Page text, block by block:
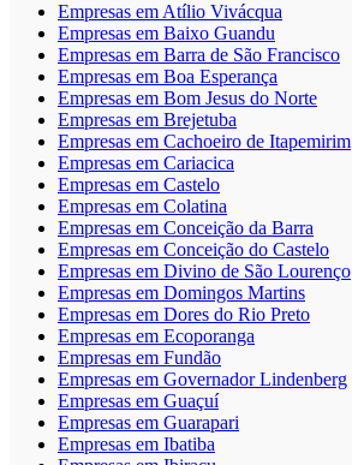
Empresas em Atílio Vivácqua
Empresas em Baixo Guandu
Empresas em Barra de São Francisco
Empresas em Boa Esperança
Empresas em Bom Jesus do Norte
Empresas em Brejetuba
Empresas em Cachoeiro de Itapemirim
Empresas em Cariacica
Empresas em Castelo
Empresas em Colatina
Empresas em Conceição da Barra
Empresas em Conceição do Castelo
Empresas em Divino de São Lourenço
Empresas em Domingos Martins
Empresas em Dores do Rio Preto
Empresas em Ecoporanga
Empresas em Fundão
Empresas em Governador Lindenberg
Empresas em Guaçuí
Empresas em Guarapari
Empresas em Ibatiba